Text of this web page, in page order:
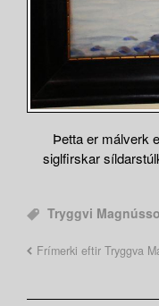
Þetta er málverk
siglfirskar
Tryggvi
Frímerki eftir Tryggva